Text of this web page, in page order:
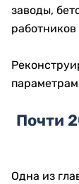
заводы,
Почти
Одна из